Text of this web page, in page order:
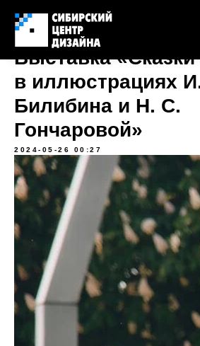
Выставка
в иллюстрациях
Билибина и Н. С.
Гончаровой»
2024-05-26 00:27